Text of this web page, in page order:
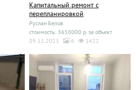
Капитальный ремонт с
перепланировкой
Руслан Белов
стоимость: 3650000 р. за объект
09.11.2021
6 1422